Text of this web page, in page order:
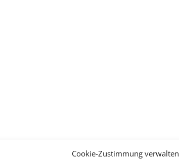
Cookie-Zustimmung verwalten